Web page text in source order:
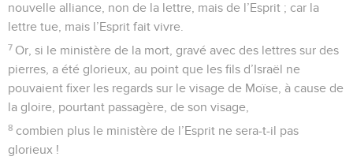
nouvelle alliance, non de la lettre, mais de l’Esprit ; car la
lettre tue, mais l’Esprit fait vivre.
7 Or, si le ministère de la mort, gravé avec des lettres sur des
pierres, a été glorieux, au point que les fils d’Israël ne
pouvaient fixer les regards sur le visage de Moïse, à cause de
la gloire, pourtant passagère, de son visage,
8 combien plus le ministère de l’Esprit ne sera-t-il pas
glorieux !